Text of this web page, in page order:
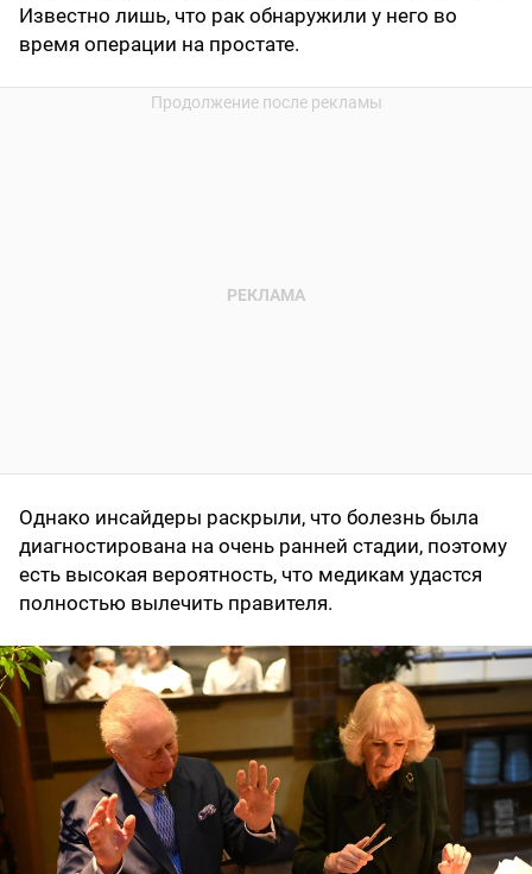
Известно лишь, что рак обнаружили у него во
время операции на простате.
Однако инсайдеры раскрыли, что болезнь была
диагностирована на очень ранней стадии, поэтому
есть высокая вероятность, что медикам удастся
полностью вылечить правителя.